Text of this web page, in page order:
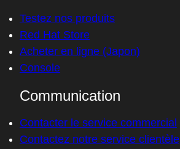
Testez nos produits
Red Hat Store
Acheter en ligne (Japon)
Console
Communication
Contacter le service commercial
Contactez notre service clientèle